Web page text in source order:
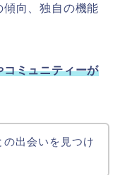
向、独自の機能
ミュニティーが
出会いを見つけ